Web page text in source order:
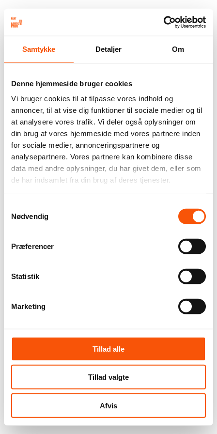
Samtykke Detaljer Om
Denne hjemmeside bruger cookies
Vi bruger cookies til at tilpasse vores indhold og
annoncer, til at vise dig funktioner til sociale medier og til
at analysere vores trafik. Vi deler også oplysninger om
din brug af vores hjemmeside med vores partnere inden
for sociale medier, annonceringspartnere og
analysepartnere. Vores partnere kan kombinere disse
data med andre oplysninger, du har givet dem, eller som
de har indsamlet fra din brug af deres tjenester.
Nødvendig
Præferencer
Statistik
Marketing
Tillad alle
Tillad valgte
Afvis